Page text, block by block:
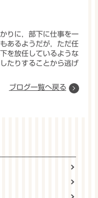
りに，部下に仕事を一
あるようだが，ただ任
を放任しているような
たりすることから逃げ
ブログ一覧へ戻る